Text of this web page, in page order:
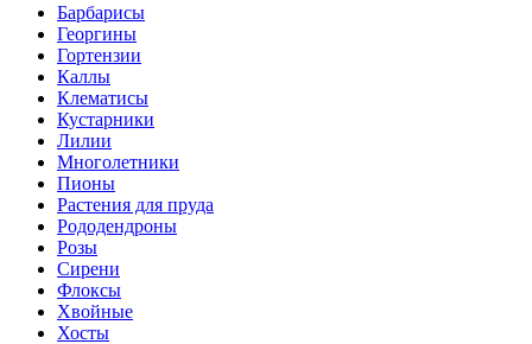
Барбарисы
Георгины
Гортензии
Каллы
Клематисы
Кустарники
Лилии
Многолетники
Пионы
Растения для пруда
Рододендроны
Розы
Сирени
Флоксы
Хвойные
Хосты